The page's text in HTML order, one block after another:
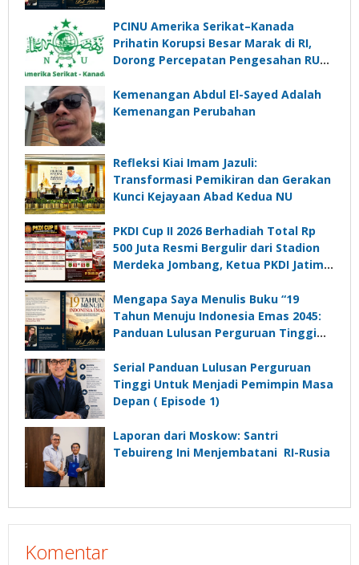
PCINU Amerika Serikat–Kanada
Prihatin Korupsi Besar Marak di RI,
Dorong Percepatan Pengesahan RUU
Kemenangan Abdul El-Sayed Adalah
Kemenangan Perubahan
Refleksi Kiai Imam Jazuli:
Transformasi Pemikiran dan Gerakan
Kunci Kejayaan Abad Kedua NU
PKDI Cup II 2026 Berhadiah Total Rp
500 Juta Resmi Bergulir dari Stadion
Merdeka Jombang, Ketua PKDI Jatim:
Komunikasi Kades untuk Memajukan
Desa
Mengapa Saya Menulis Buku “19
Tahun Menuju Indonesia Emas 2045:
Panduan Lulusan Perguruan Tinggi
Depan”?
Serial Panduan Lulusan Perguruan
Tinggi Untuk Menjadi Pemimpin Masa
Depan ( Episode 1)
Laporan dari Moskow: Santri
Tebuireng Ini Menjembatani RI-Rusia
Komentar